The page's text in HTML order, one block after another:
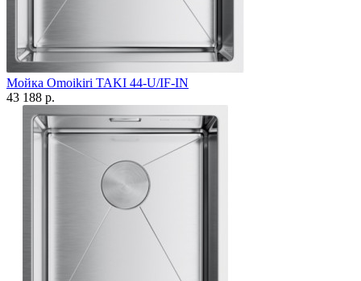
Мойка Omoikiri TAKI 44-U/IF-IN
43 188 р.